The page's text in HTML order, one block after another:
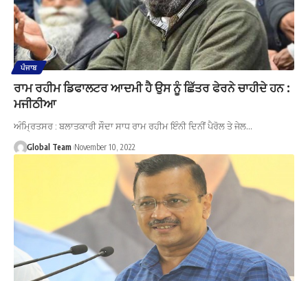
ਪੰਜਾਬ
ਰਾਮ ਰਹੀਮ ਡਿਫਾਲਟਰ ਆਦਮੀ ਹੈ ਉਸ ਨੂੰ ਛਿੱਤਰ ਫੇਰਨੇ ਚਾਹੀਦੇ ਹਨ :
ਮਜੀਠੀਆ
ਅੰਮ੍ਰਿਤਸਰ : ਬਲਾਤਕਾਰੀ ਸੌਦਾ ਸਾਧ ਰਾਮ ਰਹੀਮ ਇੰਨੀ ਦਿਨੀਂ ਪੈਰੋਲ ਤੇ ਜੇਲ…
Global Team November 10, 2022